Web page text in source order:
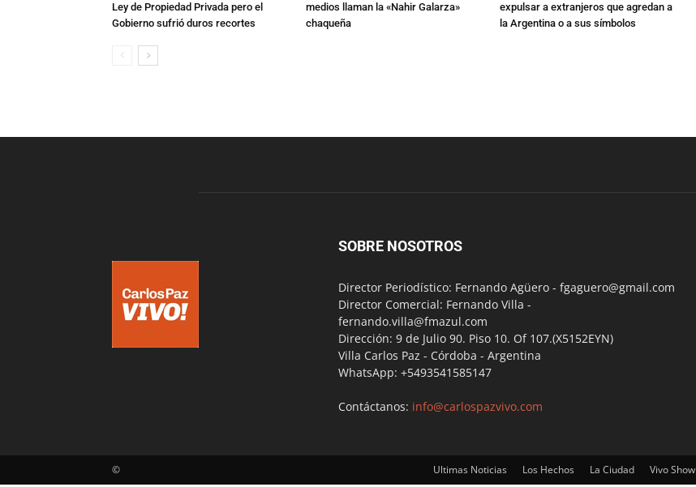
Ley de Propiedad Privada pero el
Gobierno sufrió duros recortes
medios llaman la «Nahir Galarza»
chaqueña
expulsar a extranjeros que agredan a
la Argentina o a sus símbolos
SOBRE NOSOTROS
Director Periodístico: Fernando Agüero - fgaguero@gmail.com
Director Comercial: Fernando Villa -
fernando.villa@fmazul.com
Dirección: 9 de Julio 90. Piso 10. Of 107.(X5152EYN)
Villa Carlos Paz - Córdoba - Argentina
WhatsApp: +5493541585147
Contáctanos: info@carlospazvivo.com
Ultimas Noticias Los Hechos La Ciudad Vivo Show
©